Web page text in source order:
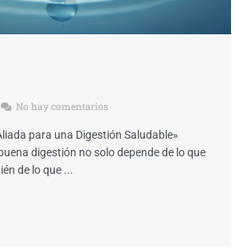
No hay comentarios
para una Digestión Saludable»
digestión no solo depende de lo que
de lo que ...